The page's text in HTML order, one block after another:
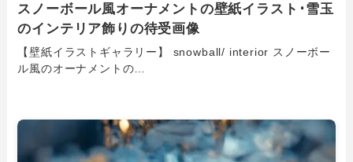
スノーボール風オーナメントの壁紙イラスト･雪玉
のインテリア飾りの待受画像
【壁紙イラストギャラリー】 snowball/ interior スノーボー
ル風のオーナメントの…